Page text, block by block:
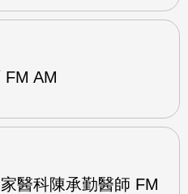
FM AM
醫科陳承勤醫師 FM